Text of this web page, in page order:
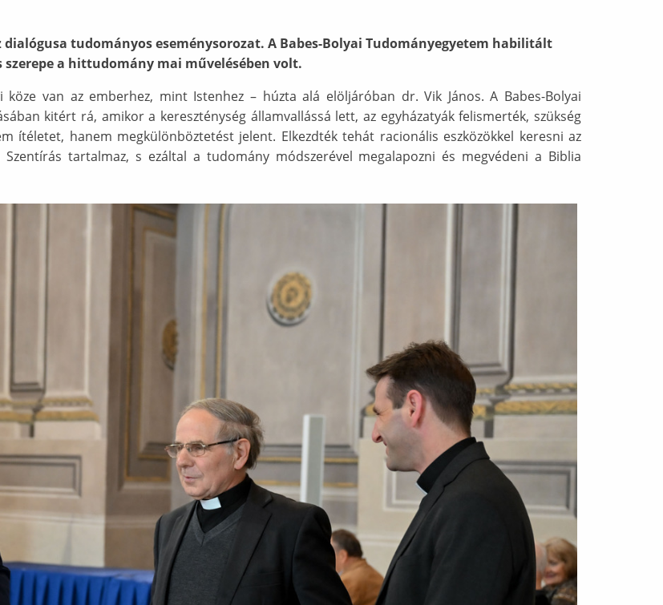
tudományos eseménysorozat. A Babes-Bolyai Tudományegyetem habilitált
a hittudomány mai művelésében volt.
van az emberhez, mint Istenhez – húzta alá elöljáróban dr. Vik János. A Babes-Bolyai
kitért rá, amikor a kereszténység államvallássá lett, az egyházatyák felismerték, szükség
ítéletet, hanem megkülönböztetést jelent. Elkezdték tehát racionális eszközökkel keresni az
tartalmaz, s ezáltal a tudomány módszerével megalapozni és megvédeni a Biblia